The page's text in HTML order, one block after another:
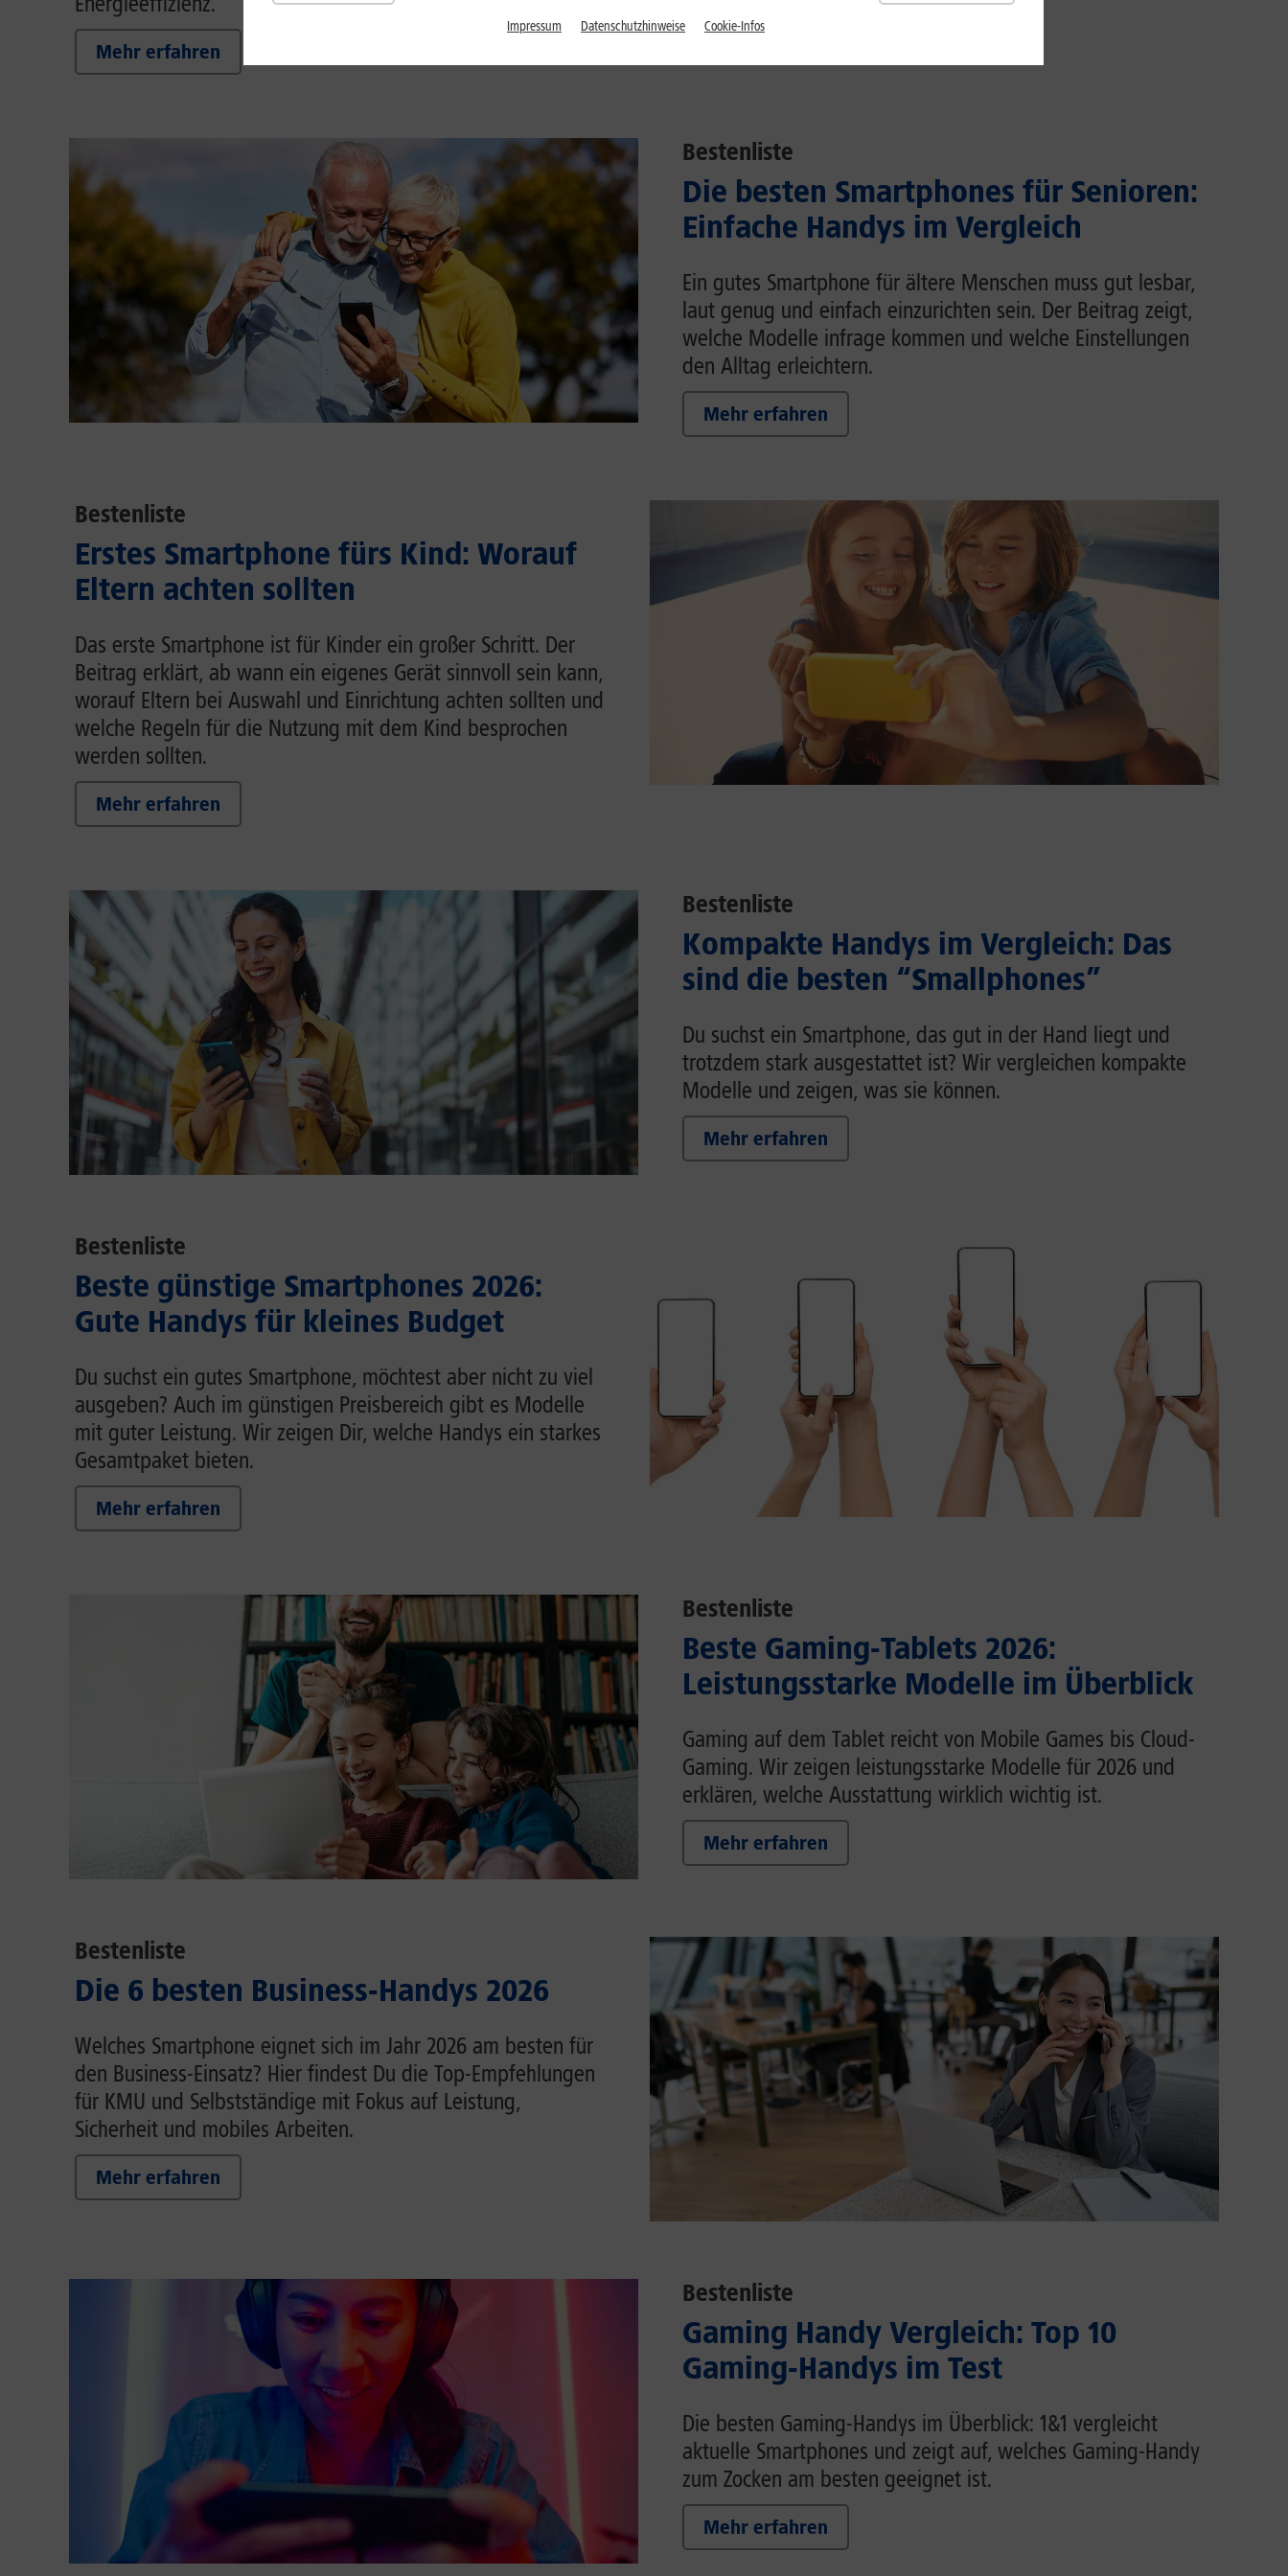
Mehr erfahren
Bestenliste
Die besten Smartphones für Senioren:
Einfache Handys im Vergleich
Ein gutes Smartphone für ältere Menschen muss gut lesbar,
laut genug und einfach einzurichten sein. Der Beitrag zeigt,
welche Modelle infrage kommen und welche Einstellungen
den Alltag erleichtern.
Mehr erfahren
Bestenliste
Erstes Smartphone fürs Kind: Worauf
Eltern achten sollten
Das erste Smartphone ist für Kinder ein großer Schritt. Der
Beitrag erklärt, ab wann ein eigenes Gerät sinnvoll sein kann,
worauf Eltern bei Auswahl und Einrichtung achten sollten und
welche Regeln für die Nutzung mit dem Kind besprochen
werden sollten.
Mehr erfahren
Bestenliste
Kompakte Handys im Vergleich: Das
sind die besten “Smallphones”
Du suchst ein Smartphone, das gut in der Hand liegt und
trotzdem stark ausgestattet ist? Wir vergleichen kompakte
Modelle und zeigen, was sie können.
Mehr erfahren
Bestenliste
Beste günstige Smartphones 2026:
Gute Handys für kleines Budget
Du suchst ein gutes Smartphone, möchtest aber nicht zu viel
ausgeben? Auch im günstigen Preisbereich gibt es Modelle
mit guter Leistung. Wir zeigen Dir, welche Handys ein starkes
Gesamtpaket bieten.
Mehr erfahren
Bestenliste
Beste Gaming-Tablets 2026:
Leistungsstarke Modelle im Überblick
Gaming auf dem Tablet reicht von Mobile Games bis Cloud-
Gaming. Wir zeigen leistungsstarke Modelle für 2026 und
erklären, welche Ausstattung wirklich wichtig ist.
Mehr erfahren
Bestenliste
Die 6 besten Business-Handys 2026
Welches Smartphone eignet sich im Jahr 2026 am besten für
den Business-Einsatz? Hier findest Du die Top-Empfehlungen
für KMU und Selbstständige mit Fokus auf Leistung,
Sicherheit und mobiles Arbeiten.
Mehr erfahren
Bestenliste
Gaming Handy Vergleich: Top 10
Gaming-Handys im Test
Die besten Gaming-Handys im Überblick: 1&1 vergleicht
aktuelle Smartphones und zeigt auf, welches Gaming-Handy
zum Zocken am besten geeignet ist.
Mehr erfahren
Impressum Datenschutzhinweise Cookie-Infos